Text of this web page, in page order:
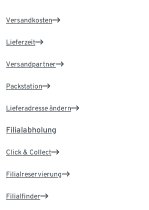
Versandkosten
Lieferzeit
Versandpartner
Packstation
Lieferadresse ändern
Filialabholung
Click & Collect
Filialreservierung
Filialfinder